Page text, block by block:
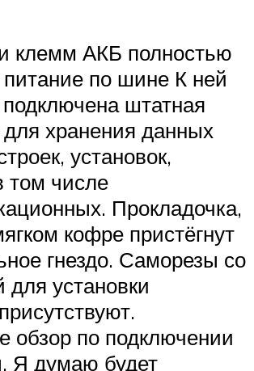
клемм АКБ полностью
питание по шине К ней
штатная
для хранения данных
установок,
том числе
Прокладочка,
кофре пристёгнут
гнездо. Саморезы со
для установки
обзор по подключении
Я думаю будет